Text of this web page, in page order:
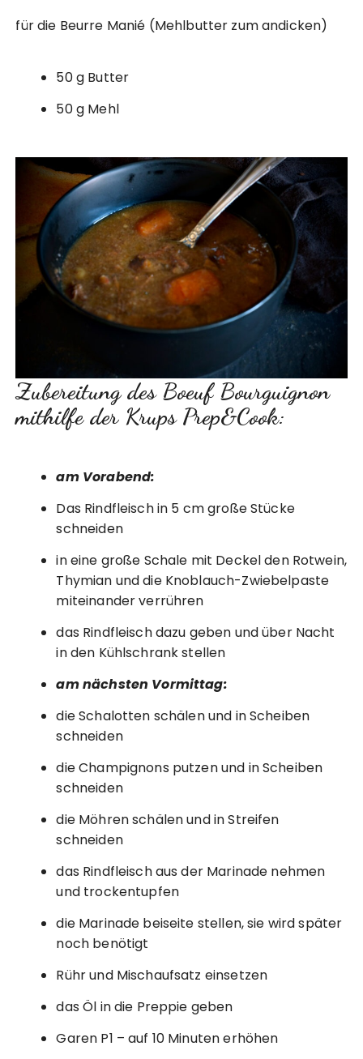
für die Beurre Manié (Mehlbutter zum andicken)
50 g Butter
50 g Mehl
Zubereitung des Boeuf Bourguignon
mithilfe der Krups Prep&Cook:
am Vorabend:
Das Rindfleisch in 5 cm große Stücke
schneiden
in eine große Schale mit Deckel den Rotwein,
Thymian und die Knoblauch-Zwiebelpaste
miteinander verrühren
das Rindfleisch dazu geben und über Nacht
in den Kühlschrank stellen
am nächsten Vormittag:
die Schalotten schälen und in Scheiben
schneiden
die Champignons putzen und in Scheiben
schneiden
die Möhren schälen und in Streifen
schneiden
das Rindfleisch aus der Marinade nehmen
und trockentupfen
die Marinade beiseite stellen, sie wird später
noch benötigt
Rühr und Mischaufsatz einsetzen
das Öl in die Preppie geben
Garen P1 – auf 10 Minuten erhöhen